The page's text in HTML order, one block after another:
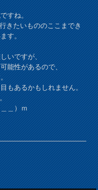
すね。
きたいもののここまでき
す。
いですが、
能性があるので、
もあるかもしれません。
＿）ｍ